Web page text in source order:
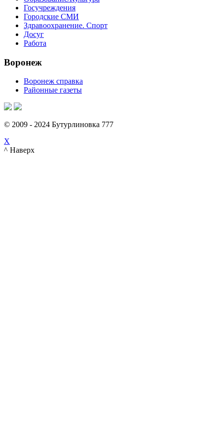
Госучреждения
Городские СМИ
Здравоохранение. Спорт
Досуг
Работа
Воронеж
Воронеж справка
Районные газеты
© 2009 - 2024 Бутурлиновка 777
X
^ Наверх